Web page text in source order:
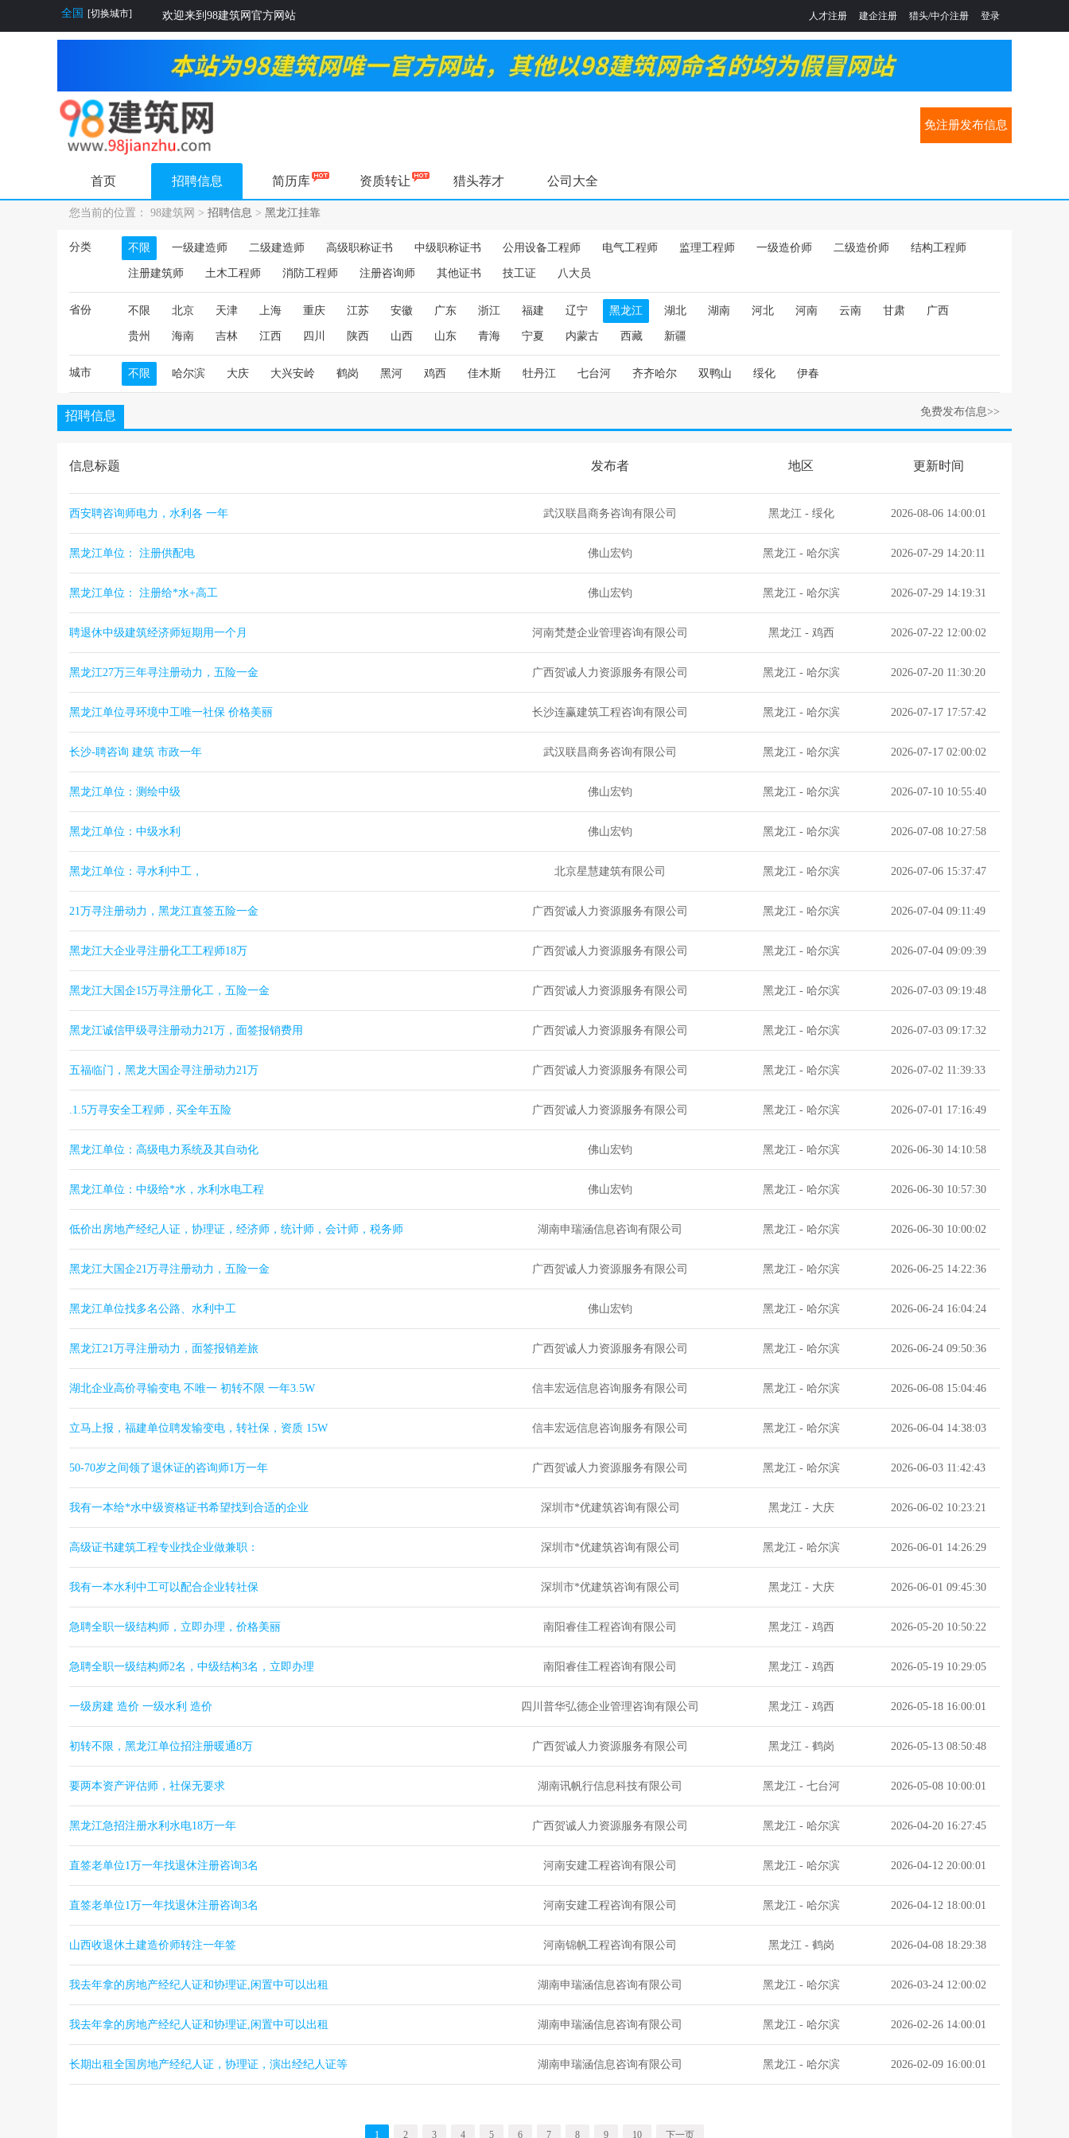
全国 [切换城市] 欢迎来到98建筑网官方网站 人才注册 建企注册 猎头/中介注册 登录
免注册发布信息
首页 招聘信息 简历库 资质转让 猎头荐才 公司大全
您当前的位置： 98建筑网 > 招聘信息 > 黑龙江挂靠
分类 不限 一级建造师 二级建造师 高级职称证书 中级职称证书 公用设备工程师 电气工程师 监理工程师 一级造价师 二级造价师 结构工程师
注册建筑师 土木工程师 消防工程师 注册咨询师 其他证书 技工证 八大员
省份 不限 北京 天津 上海 重庆 江苏 安徽 广东 浙江 福建 辽宁 黑龙江 湖北 湖南 河北 河南 云南 甘肃 广西
贵州 海南 吉林 江西 四川 陕西 山西 山东 青海 宁夏 内蒙古 西藏 新疆
城市 不限 哈尔滨 大庆 大兴安岭 鹤岗 黑河 鸡西 佳木斯 牡丹江 七台河 齐齐哈尔 双鸭山 绥化 伊春
招聘信息 免费发布信息>>
信息标题 发布者 地区 更新时间
西安聘咨询师电力，水利各 一年 武汉联昌商务咨询有限公司 黑龙江- 绥化 2026-08-06 14:00:01
黑龙江单位： 注册供配电 佛山宏钧 黑龙江- 哈尔滨 2026-07-29 14:20:11
黑龙江单位： 注册给*水+高工 佛山宏钧 黑龙江- 哈尔滨 2026-07-29 14:19:31
聘退休中级建筑经济师短期用一个月 河南梵楚企业管理咨询有限公司 黑龙江- 鸡西 2026-07-22 12:00:02
黑龙江27万三年寻注册动力，五险一金 广西贺诚人力资源服务有限公司 黑龙江- 哈尔滨 2026-07-20 11:30:20
黑龙江单位寻环境中工唯一社保 价格美丽 长沙连赢建筑工程咨询有限公司 黑龙江- 哈尔滨 2026-07-17 17:57:42
长沙-聘咨询 建筑 市政一年 武汉联昌商务咨询有限公司 黑龙江- 哈尔滨 2026-07-17 02:00:02
黑龙江单位：测绘中级 佛山宏钧 黑龙江- 哈尔滨 2026-07-10 10:55:40
黑龙江单位：中级水利 佛山宏钧 黑龙江- 哈尔滨 2026-07-08 10:27:58
黑龙江单位：寻水利中工， 北京星慧建筑有限公司 黑龙江- 哈尔滨 2026-07-06 15:37:47
21万寻注册动力，黑龙江直签五险一金 广西贺诚人力资源服务有限公司 黑龙江- 哈尔滨 2026-07-04 09:11:49
黑龙江大企业寻注册化工工程师18万 广西贺诚人力资源服务有限公司 黑龙江- 哈尔滨 2026-07-04 09:09:39
黑龙江大国企15万寻注册化工，五险一金 广西贺诚人力资源服务有限公司 黑龙江- 哈尔滨 2026-07-03 09:19:48
黑龙江诚信甲级寻注册动力21万，面签报销费用 广西贺诚人力资源服务有限公司 黑龙江- 哈尔滨 2026-07-03 09:17:32
五福临门，黑龙大国企寻注册动力21万 广西贺诚人力资源服务有限公司 黑龙江- 哈尔滨 2026-07-02 11:39:33
.1.5万寻安全工程师，买全年五险 广西贺诚人力资源服务有限公司 黑龙江- 哈尔滨 2026-07-01 17:16:49
黑龙江单位：高级电力系统及其自动化 佛山宏钧 黑龙江- 哈尔滨 2026-06-30 14:10:58
黑龙江单位：中级给*水，水利水电工程 佛山宏钧 黑龙江- 哈尔滨 2026-06-30 10:57:30
低价出房地产经纪人证，协理证，经济师，统计师，会计师，税务师 湖南申瑞涵信息咨询有限公司 黑龙江- 哈尔滨 2026-06-30 10:00:02
黑龙江大国企21万寻注册动力，五险一金 广西贺诚人力资源服务有限公司 黑龙江- 哈尔滨 2026-06-25 14:22:36
黑龙江单位找多名公路、水利中工 佛山宏钧 黑龙江- 哈尔滨 2026-06-24 16:04:24
黑龙江21万寻注册动力，面签报销差旅 广西贺诚人力资源服务有限公司 黑龙江- 哈尔滨 2026-06-24 09:50:36
湖北企业高价寻输变电 不唯一 初转不限 一年3.5W 信丰宏远信息咨询服务有限公司 黑龙江- 哈尔滨 2026-06-08 15:04:46
立马上报，福建单位聘发输变电，转社保，资质 15W 信丰宏远信息咨询服务有限公司 黑龙江- 哈尔滨 2026-06-04 14:38:03
50-70岁之间领了退休证的咨询师1万一年 广西贺诚人力资源服务有限公司 黑龙江- 哈尔滨 2026-06-03 11:42:43
我有一本给*水中级资格证书希望找到合适的企业 深圳市*优建筑咨询有限公司 黑龙江- 大庆 2026-06-02 10:23:21
高级证书建筑工程专业找企业做兼职： 深圳市*优建筑咨询有限公司 黑龙江- 哈尔滨 2026-06-01 14:26:29
我有一本水利中工可以配合企业转社保 深圳市*优建筑咨询有限公司 黑龙江- 大庆 2026-06-01 09:45:30
急聘全职一级结构师，立即办理，价格美丽 南阳睿佳工程咨询有限公司 黑龙江- 鸡西 2026-05-20 10:50:22
急聘全职一级结构师2名，中级结构3名，立即办理 南阳睿佳工程咨询有限公司 黑龙江- 鸡西 2026-05-19 10:29:05
一级房建 造价 一级水利 造价 四川普华弘德企业管理咨询有限公司 黑龙江- 鸡西 2026-05-18 16:00:01
初转不限，黑龙江单位招注册暖通8万 广西贺诚人力资源服务有限公司 黑龙江- 鹤岗 2026-05-13 08:50:48
要两本资产评估师，社保无要求 湖南讯帆行信息科技有限公司 黑龙江- 七台河 2026-05-08 10:00:01
黑龙江急招注册水利水电18万一年 广西贺诚人力资源服务有限公司 黑龙江- 哈尔滨 2026-04-20 16:27:45
直签老单位1万一年找退休注册咨询3名 河南安建工程咨询有限公司 黑龙江- 哈尔滨 2026-04-12 20:00:01
直签老单位1万一年找退休注册咨询3名 河南安建工程咨询有限公司 黑龙江- 哈尔滨 2026-04-12 18:00:01
山西收退休土建造价师转注一年签 河南锦帆工程咨询有限公司 黑龙江- 鹤岗 2026-04-08 18:29:38
我去年拿的房地产经纪人证和协理证,闲置中可以出租 湖南申瑞涵信息咨询有限公司 黑龙江- 哈尔滨 2026-03-24 12:00:02
我去年拿的房地产经纪人证和协理证,闲置中可以出租 湖南申瑞涵信息咨询有限公司 黑龙江- 哈尔滨 2026-02-26 14:00:01
长期出租全国房地产经纪人证，协理证，演出经纪人证等 湖南申瑞涵信息咨询有限公司 黑龙江- 哈尔滨 2026-02-09 16:00:01
1 2 3 4 5 6 7 8 9 10 下一页